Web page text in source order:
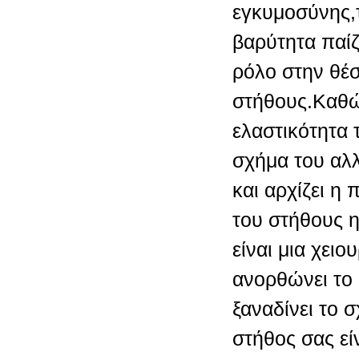
βαρύτητα
ρόλο στην
ελαστικότητα
σχήμα του
και αρχίζει
του στήθους
είναι μια
ανορθώνει το
ξαναδίνει το
στήθος σας